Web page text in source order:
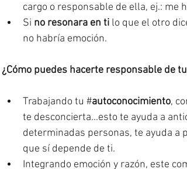
cargo o responsable de ella, ej.: me
Si no resonara en ti lo que el otro
no habría emoción.
¿Cómo puedes hacerte responsable de
Trabajando tu #autoconocimiento,
te desconcierta...esto te ayuda a
determinadas personas, te ayuda a
que sí depende de ti.
Integrando emoción y razón, este